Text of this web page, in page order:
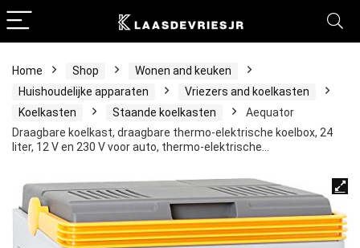
Home Shop
Wonen and keuken
Huishoudelijke apparaten
Vriezers and koelkasten
Koelkasten
Staande koelkasten
Aequator
Draagbare koelkast, draagbare thermo-elektrische koelbox, 24
liter, 12 V en 230 V voor auto, thermo-elektrische…